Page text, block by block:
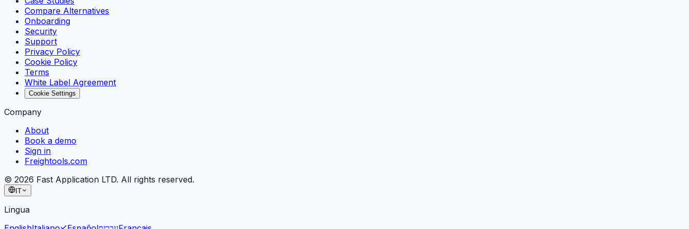
Compare Alternatives
Onboarding
Security
Support
Privacy Policy
Cookie Policy
Terms
White Label Agreement
Cookie Settings
Company
About
Book a demo
Sign in
Freightools.com
© 2026 Fast Application LTD. All rights reserved.
IT
Lingua